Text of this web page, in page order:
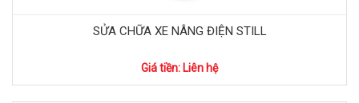
SỬA CHỮA XE NÂNG ĐIỆN STILL
Giá tiền: Liên hệ